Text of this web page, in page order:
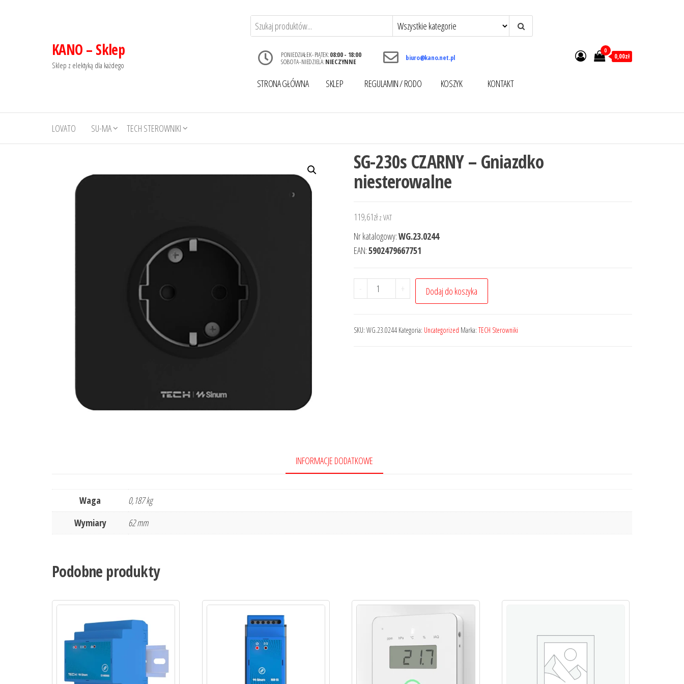
KANO – Sklep
Sklep z elektyką dla każdego
PONIEDZIAŁEK - PIĄTEK:08:00 - 18:00
SOBOTA - NIEDZIELA:NIECZYNNE biuro@kano.net.pl
STRONA GŁÓWNA SKLEP REGULAMIN / RODO KOSZYK KONTAKT
0
0,00zł
LOVATO SU-MA TECH STEROWNIKI
SG-230s CZARNY – Gniazdko
niesterowalne
119,61zł z VAT
Nr katalogowy:WG.23.0244
EAN:5902479667751
- + Dodaj do koszyka
SKU: WG.23.0244 Kategoria: Uncategorized Marka: TECH Sterowniki
INFORMACJE DODATKOWE
Waga
0,187 kg
Wymiary
62 mm
Podobne produkty